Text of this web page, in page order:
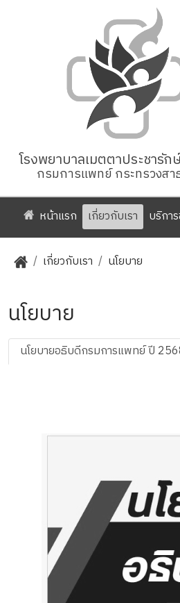
โรงพยาบาลเมตตาประชารัก
กรมการแพทย์ กระทรวงส
หน้าแรก เกี่ยวกับเรา บริกา
/ เกี่ยวกับเรา / นโยบาย
นโยบาย
นโยบายอธิบดีกรมการแพทย์ ปี